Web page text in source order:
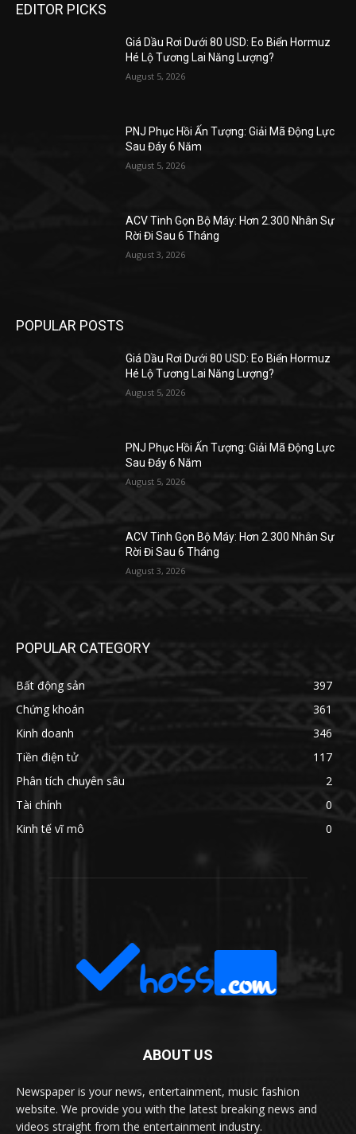
EDITOR PICKS
Giá Dầu Rơi Dưới 80 USD: Eo Biển Hormuz
Hé Lộ Tương Lai Năng Lượng?
August 5, 2026
PNJ Phục Hồi Ấn Tượng: Giải Mã Động Lực
Sau Đáy 6 Năm
August 5, 2026
ACV Tinh Gọn Bộ Máy: Hơn 2.300 Nhân Sự
Rời Đi Sau 6 Tháng
August 3, 2026
POPULAR POSTS
Giá Dầu Rơi Dưới 80 USD: Eo Biển Hormuz
Hé Lộ Tương Lai Năng Lượng?
August 5, 2026
PNJ Phục Hồi Ấn Tượng: Giải Mã Động Lực
Sau Đáy 6 Năm
August 5, 2026
ACV Tinh Gọn Bộ Máy: Hơn 2.300 Nhân Sự
Rời Đi Sau 6 Tháng
August 3, 2026
POPULAR CATEGORY
Bất động sản
397
Chứng khoán
361
Kinh doanh
346
Tiền điện tử
117
Phân tích chuyên sâu
2
Tài chính
0
Kinh tế vĩ mô
0
ABOUT US
Newspaper is your news, entertainment, music fashion
website. We provide you with the latest breaking news and
videos straight from the entertainment industry.